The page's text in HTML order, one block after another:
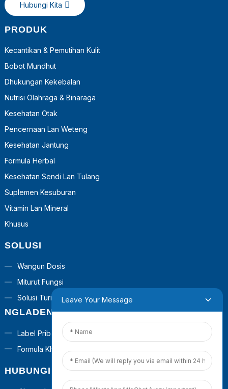
Hubungi Kita
PRODUK
Kecantikan & Pemutihan Kulit
Bobot Mundhut
Dhukungan Kekebalan
Nutrisi Olahraga & Binaraga
Kesehatan Otak
Pencernaan Lan Weteng
Kesehatan Jantung
Formula Herbal
Kesehatan Sendi Lan Tulang
Suplemen Kesuburan
Vitamin Lan Mineral
Khusus
SOLUSI
Wangun Dosis
Miturut Fungsi
Solusi Turnkey
NGLADENI
Label Pribadi
Formula Khusus
HUBUNGI KITA
Leave Your Message